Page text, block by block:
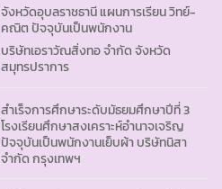
จังหวัดอุบลราชธานี แผนการเรียน วิทย์-
คณิต ปัจจุบันเป็นพนักงาน
บริษัทเอราวัณสิ่งทอ จำกัด จังหวัด
สมุทรปราการ
สำเร็จการศึกษาระดับมัธยมศึกษาปีที่ 3
โรงเรียนศึกษาสงเคราะห์อำนาจเจริญ
ปัจจุบันเป็นพนักงานเย็บผ้า บริษัทนิสา
จำกัด กรุงเทพฯ